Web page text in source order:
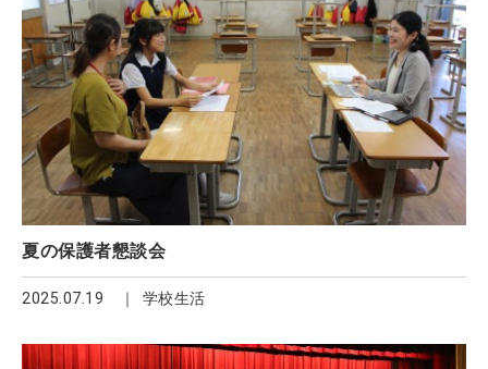
夏の保護者懇談会
2025.07.19 学校生活